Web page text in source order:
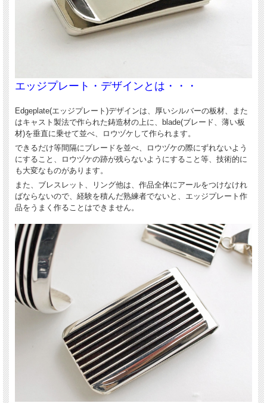
囲気から、最近のコンテンポラリーなデザインの
一種と思われがちです。が、その原型は意外と古
く、現存する1920年代頃のヴィンテージ・ジュエ
FRANCIS JONES（フランシス・ジョーンズ）さ
んが作るエッジプレート作品は、女性ならではの
丁寧な仕事ぶりも手伝って、仕上がりが美しく、
また独特の重厚感と存在感があります。
エッジプレート・デザインとは・・・
Edgeplate(エッジプレート)デザインは、厚いシルバーの板材、また
はキャスト製法で作られた鋳造材の上に、blade(ブレード、薄い板
材)を垂直に乗せて並べ、ロウヅケして作られます。
できるだけ等間隔にブレードを並べ、ロウヅケの際にずれないよう
にすること、ロウヅケの跡が残らないようにすること等、技術的に
も大変なものがあります。
また、ブレスレット、リング他は、作品全体にアールをつけなけれ
ばならないので、経験を積んだ熟練者でないと、エッジプレート作
品をうまく作ることはできません。